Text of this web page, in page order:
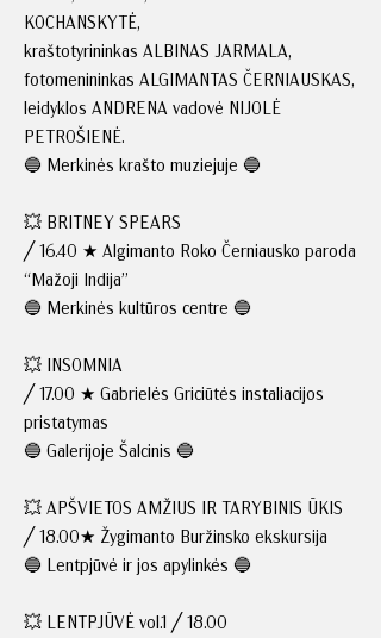
KOCHANSKYTĖ,
kraštotyrininkas ALBINAS JARMALA,
fotomenininkas ALGIMANTAS ČERNIAUSKAS,
leidyklos ANDRENA vadovė NIJOLĖ
PETROŠIENĖ.
🔵 Merkinės krašto muziejuje 🔵
💥 BRITNEY SPEARS
╱ 16.40 ★ Algimanto Roko Černiausko paroda
“Mažoji Indija”
🔵 Merkinės kultūros centre 🔵
💥 INSOMNIA
╱ 17.00 ★ Gabrielės Griciūtės instaliacijos
pristatymas
🔵 Galerijoje Šalcinis 🔵
💥 APŠVIETOS AMŽIUS IR TARYBINIS ŪKIS
╱ 18.00★ Žygimanto Buržinsko ekskursija
🔵 Lentpjūvė ir jos apylinkės 🔵
💥 LENTPJŪVĖ vol.1 ╱ 18.00